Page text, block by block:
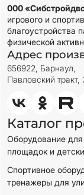
000
игрового и
благоустройства
физической
Адрес
656922, Барнаул,
Павловский тракт,
Каталог
Оборудование для
площадок и
Спортивное
тренажеры для